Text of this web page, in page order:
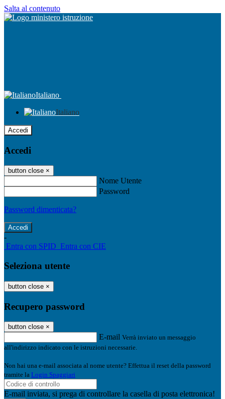
Salta al contenuto
Italiano
Italiano
Accedi
Accedi
button close ×
Nome Utente
Password
Password dimenticata?
-
Entra con SPID Entra con CIE
Seleziona utente
button close ×
Recupero password
button close ×
E-mail Verrà inviato un messaggio
all'indirizzo indicato con le istruzioni necessarie.
Non hai una e-mail associata al nome utente? Effettua il reset della password
tramite la Login Spaggiari
E-mail inviata, si prega di controllare la casella di posta elettronica!